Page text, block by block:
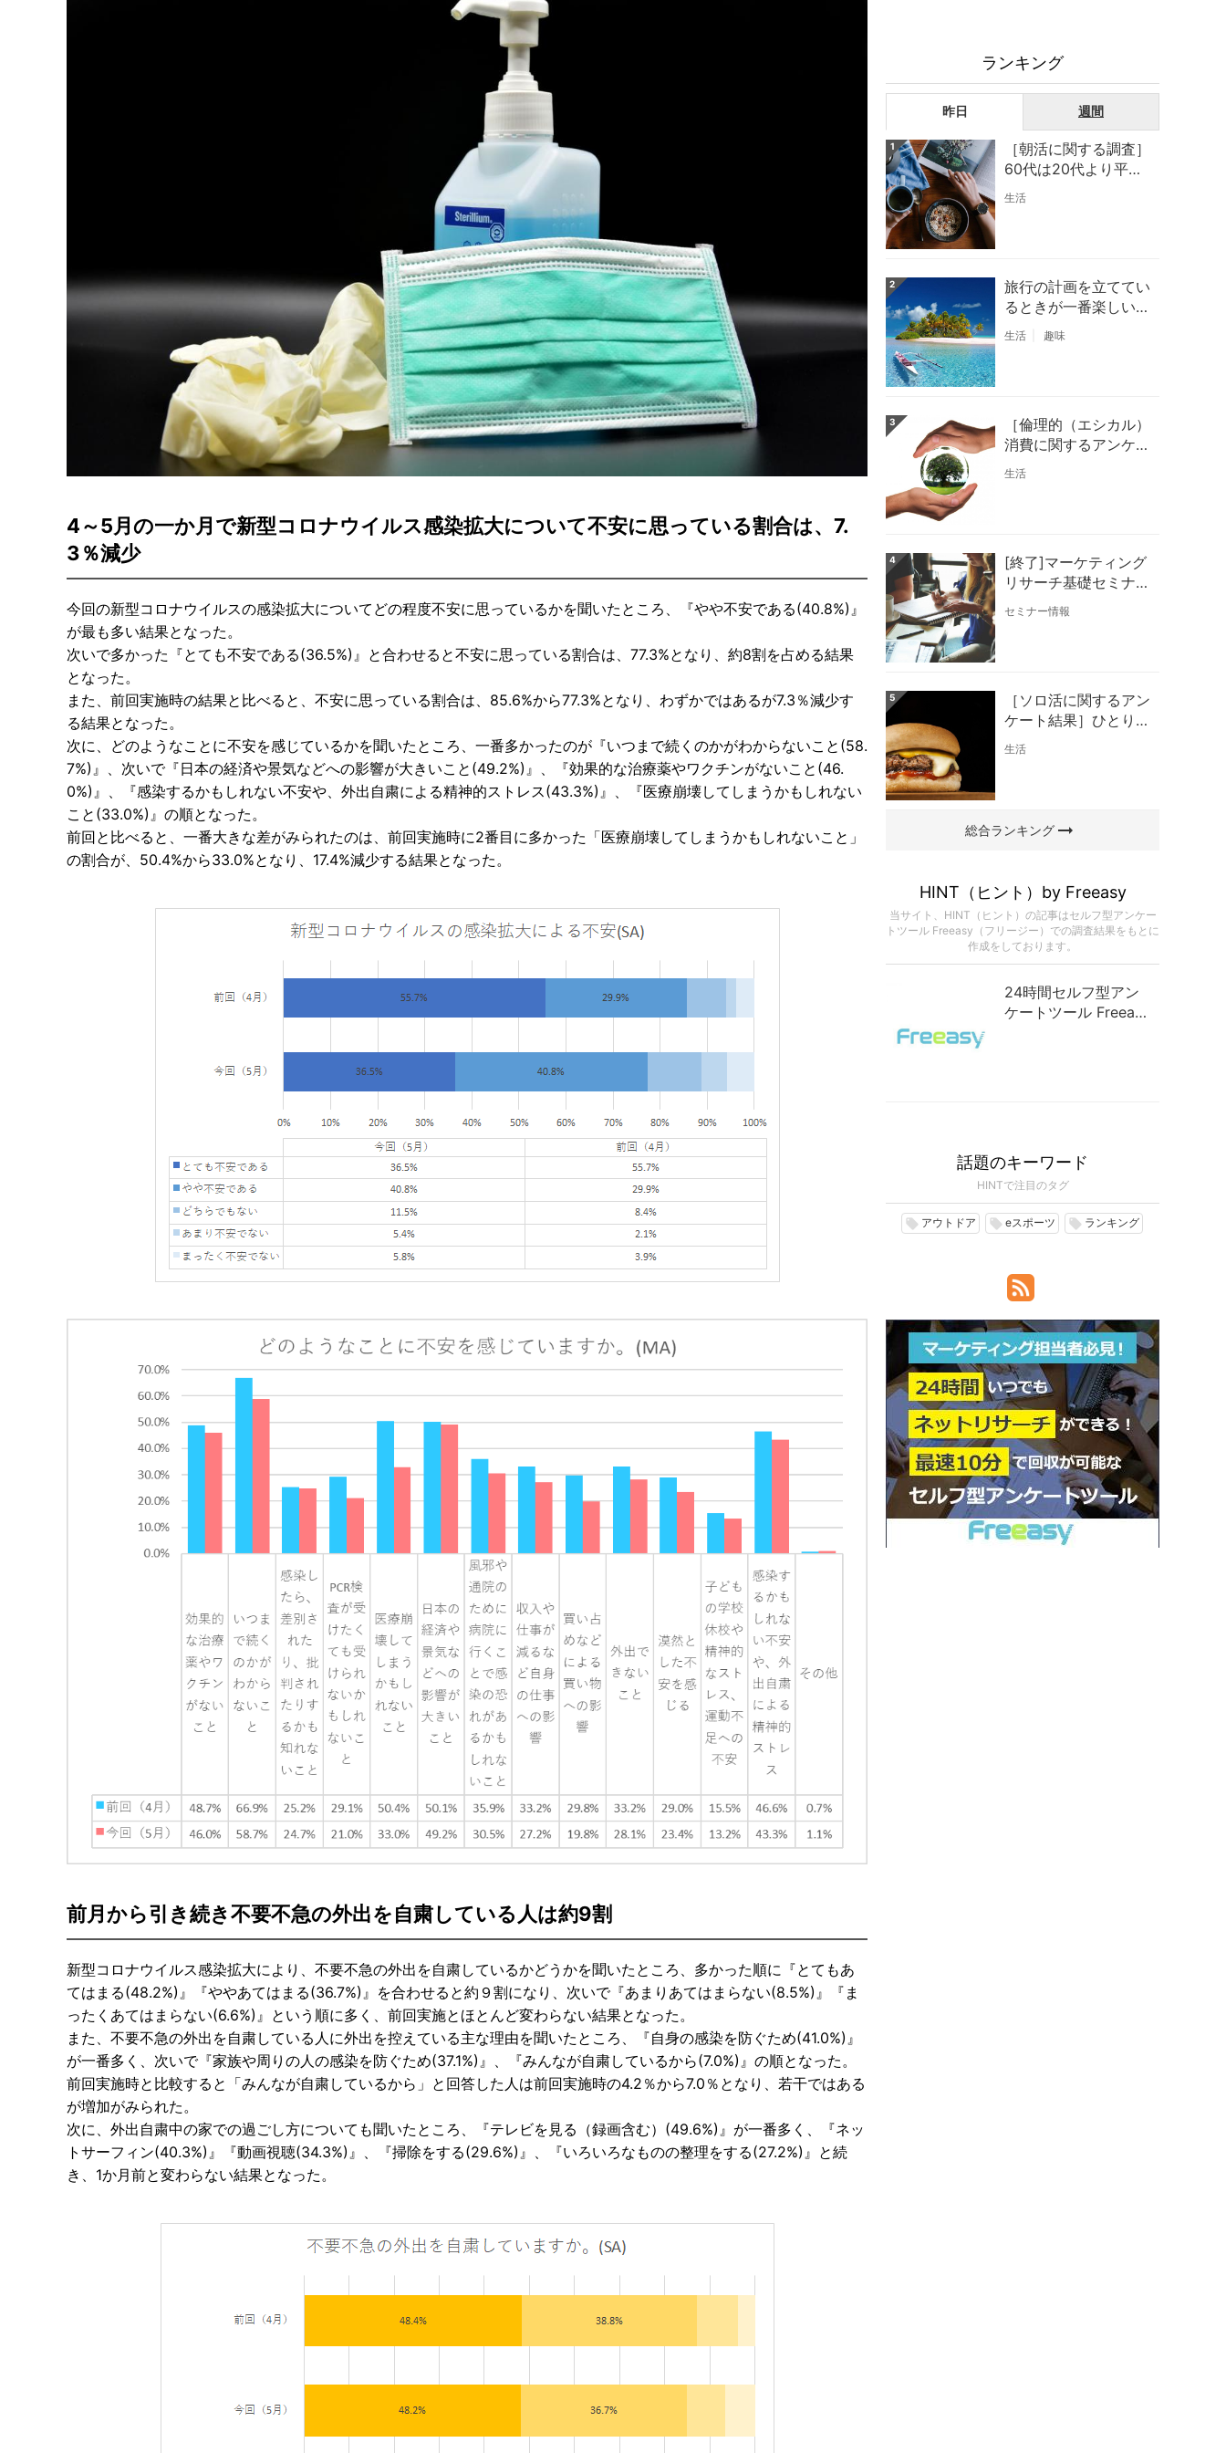
4～5月の一か月で新型コロナウイルス感染拡大について不安に思っている割合は、7.
3％減少
今回の新型コロナウイルスの感染拡大についてどの程度不安に思っているかを聞いたところ、『やや不安である(40.8%)』
が最も多い結果となった。
次いで多かった『とても不安である(36.5%)』と合わせると不安に思っている割合は、77.3%となり、約8割を占める結果
となった。
また、前回実施時の結果と比べると、不安に思っている割合は、85.6%から77.3%となり、わずかではあるが7.3％減少す
る結果となった。
次に、どのようなことに不安を感じているかを聞いたところ、一番多かったのが『いつまで続くのかがわからないこと(58.
7%)』、次いで『日本の経済や景気などへの影響が大きいこと(49.2%)』、『効果的な治療薬やワクチンがないこと(46.
0%)』、『感染するかもしれない不安や、外出自粛による精神的ストレス(43.3%)』、『医療崩壊してしまうかもしれない
こと(33.0%)』の順となった。
前回と比べると、一番大きな差がみられたのは、前回実施時に2番目に多かった「医療崩壊してしまうかもしれないこと」
の割合が、50.4%から33.0%となり、17.4%減少する結果となった。
前月から引き続き不要不急の外出を自粛している人は約9割
新型コロナウイルス感染拡大により、不要不急の外出を自粛しているかどうかを聞いたところ、多かった順に『とてもあ
てはまる(48.2%)』『ややあてはまる(36.7%)』を合わせると約９割になり、次いで『あまりあてはまらない(8.5%)』『ま
ったくあてはまらない(6.6%)』という順に多く、前回実施とほとんど変わらない結果となった。
また、不要不急の外出を自粛している人に外出を控えている主な理由を聞いたところ、『自身の感染を防ぐため(41.0%)』
が一番多く、次いで『家族や周りの人の感染を防ぐため(37.1%)』、『みんなが自粛しているから(7.0%)』の順となった。
前回実施時と比較すると「みんなが自粛しているから」と回答した人は前回実施時の4.2％から7.0％となり、若干ではある
が増加がみられた。
次に、外出自粛中の家での過ごし方についても聞いたところ、『テレビを見る（録画含む）(49.6%)』が一番多く、『ネッ
トサーフィン(40.3%)』『動画視聴(34.3%)』、『掃除をする(29.6%)』、『いろいろなものの整理をする(27.2%)』と続
き、1か月前と変わらない結果となった。
ランキング
昨日 週間
1
［朝活に関する調査］
60代は20代より平均
２時間も早く起きてい
る？！
生活
2
旅行の計画を立ててい
るときが一番楽しい
［旅行に関するアンケ
ート結果］
生活 趣味
3
［倫理的（エシカル）
消費に関するアンケー
ト結果］『倫理的（エ
シカル）消費』の認知
生活
4
[終了]マーケティング
リサーチ基礎セミナー
のご案内 ～押さえて
おきたいネットリサー
セミナー情報
5
［ソロ活に関するアン
ケート結果］ひとりご
はんは男性はラーメ
ン！女性はファストフ
生活
総合ランキングarrow_right_alt
HINT（ヒント）by Freeasy
当サイト、HINT（ヒント）の記事はセルフ型アンケー
トツール Freeasy（フリージー）での調査結果をもとに
作成をしております。
24時間セルフ型アン
ケートツール Freeasy
話題のキーワード
HINTで注目のタグ
local_offer アウトドア local_offer eスポーツ local_offer ランキング